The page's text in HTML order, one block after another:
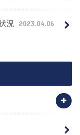
況 2023.04.06